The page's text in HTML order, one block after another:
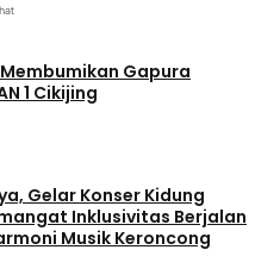
Gapura
1 Cikijing
Gelar Konser Kidung
Inklusivitas Berjalan
Musik Keroncong